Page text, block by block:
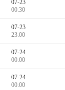
07-23
00:30
07-23
23:00
07-24
00:00
07-24
00:00